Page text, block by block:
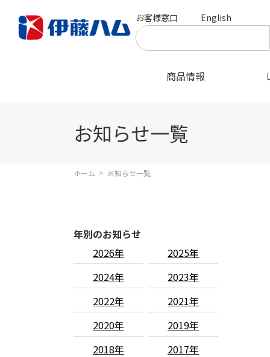
お客様窓口
English
商品情報
お知らせ一覧
ホーム > お知らせ一覧
年別のお知らせ
2026年
2025年
2024年
2023年
2022年
2021年
2020年
2019年
2018年
2017年